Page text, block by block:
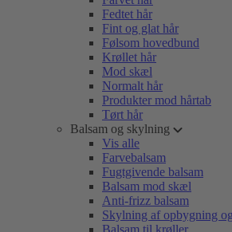
Fedtet hår
Fint og glat hår
Følsom hovedbund
Krøllet hår
Mod skæl
Normalt hår
Produkter mod hårtab
Tørt hår
Balsam og skylning
Vis alle
Farvebalsam
Fugtgivende balsam
Balsam mod skæl
Anti-frizz balsam
Skylning af opbygning
Balsam til krøller